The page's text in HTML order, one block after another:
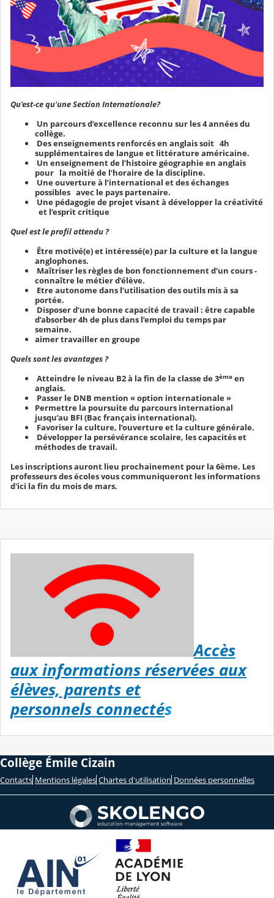
Qu'est-ce qu'une Section Internationale?
Un parcours d’excellence reconnu sur les 4 années du
collège.
Des enseignements renforcés en anglais soit 4h
supplémentaires de langue et littérature américaine.
Un enseignement de l’histoire géographie en anglais
pour la moitié de l’horaire de la discipline.
Une ouverture à l’international et des échanges
possibles avec le pays partenaire.
Une pédagogie de projet visant à développer la créativité
et l’esprit critique
Quel est le profil attendu ?
Être motivé(e) et intéressé(e) par la culture et la langue
anglophones.
Maîtriser les règles de bon fonctionnement d’un cours -
connaître le métier d’élève.
Etre autonome dans l’utilisation des outils mis à sa
portée.
Disposer d’une bonne capacité de travail : être capable
d’absorber 4h de plus dans l’emploi du temps par
semaine.
aimer travailler en groupe
Quels sont les avantages ?
Atteindre le niveau B2 à la fin de la classe de 3ème en
anglais.
Passer le DNB mention « option internationale »
Permettre la poursuite du parcours international
jusqu’au BFI (Bac français international).
Favoriser la culture, l’ouverture et la culture générale.
Développer la persévérance scolaire, les capacités et
méthodes de travail.
Les inscriptions auront lieu prochainement pour la 6ème. Les
professeurs des écoles vous communiqueront les informations
d'ici la fin du mois de mars.
Accès
aux informations réservées aux
élèves, parents et
personnels connectés
Collège Émile Cizain
Contacts Mentions légales Chartes d'utilisation Données personnelles